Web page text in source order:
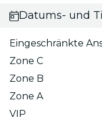
Datums- und
Eingeschränkte
Zone C
Zone B
Zone A
VIP